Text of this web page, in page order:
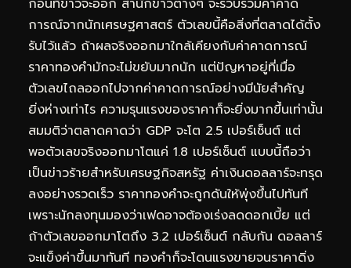
ก่อนที่ข่าวจะออก สำนักข่าวต่างๆ จะรวบรวมค่าคาด
การณ์จากนักเศรษฐศาสตร์ ตัวเลขนี้คือสิ่งที่ตลาดได้ตั้ง
รับไว้แล้ว ถ้าผลจริงออกมาใกล้เคียงกับค่าคาดการณ์
ราคาทองคำมักจะไม่ขยับมากนัก แต่ปัญหาอยู่ที่เมื่อ
ตัวเลขไถลออกไปจากค่าคาดการณ์อย่างมีนัยสำคัญ
ยิ่งห่างเท่าไร ความรุนแรงของราคาก็จะยิ่งมากขึ้นเท่านั้น
สมมติว่าตลาดคาดว่า GDP จะโต 2.5 เปอร์เซ็นต์ แต่
พอตัวเลขจริงออกมาโตแค่ 1.8 เปอร์เซ็นต์ แบบนี้ถือว่า
เป็นข่าวร้ายสำหรับเศรษฐกิจสหรัฐ ค่าเงินดอลลาร์จะทรุด
ลงอย่างรวดเร็ว ราคาทองคำจะถูกดันให้พุ่งขึ้นไปทันที
เพราะนักลงทุนมองว่าเฟดอาจต้องเร่งลดดอกเบี้ย แต่
ถ้าตัวเลขออกมาโตถึง 3.2 เปอร์เซ็นต์ กลับกัน ดอลลาร์
จะแข็งค่าขึ้นมาทันที ทองคำก็จะโดนแรงขายจนราคาดิ่ง